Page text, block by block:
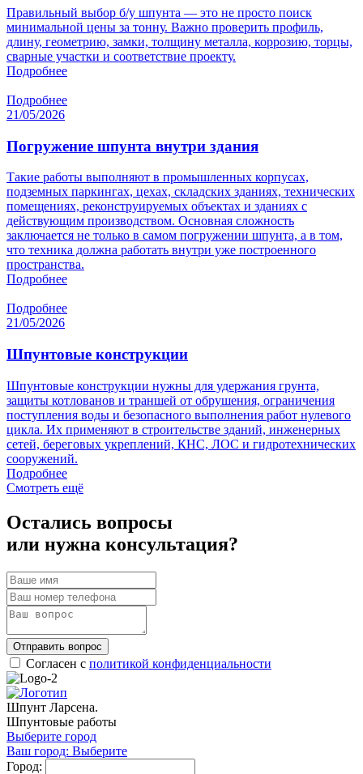
Правильный выбор б/у шпунта — это не просто поиск
минимальной цены за тонну. Важно проверить профиль,
длину, геометрию, замки, толщину металла, коррозию, торцы,
сварные участки и соответствие проекту.
Подробнее
Подробнее
21/05/2026
Погружение шпунта внутри здания
Такие работы выполняют в промышленных корпусах,
подземных паркингах, цехах, складских зданиях, технических
помещениях, реконструируемых объектах и зданиях с
действующим производством. Основная сложность
заключается не только в самом погружении шпунта, а в том,
что техника должна работать внутри уже построенного
пространства.
Подробнее
Подробнее
21/05/2026
Шпунтовые конструкции
Шпунтовые конструкции нужны для удержания грунта,
защиты котлованов и траншей от обрушения, ограничения
поступления воды и безопасного выполнения работ нулевого
цикла. Их применяют в строительстве зданий, инженерных
сетей, береговых укреплений, КНС, ЛОС и гидротехнических
сооружений.
Подробнее
Смотреть ещё
Остались вопросы
или нужна консультация?
Отправить вопрос
Согласен с политикой конфиденциальности
Шпунт Ларсена.
Шпунтовые работы
Выберите город
Ваш город: Выберите
Город: